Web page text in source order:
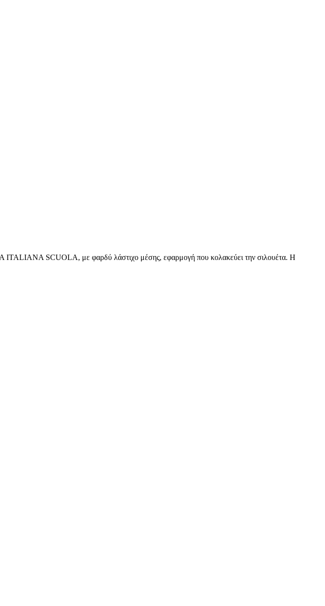
SCUOLA, με φαρδύ λάστιχο μέσης, εφαρμογή που κολακεύει την σιλουέτα. Η